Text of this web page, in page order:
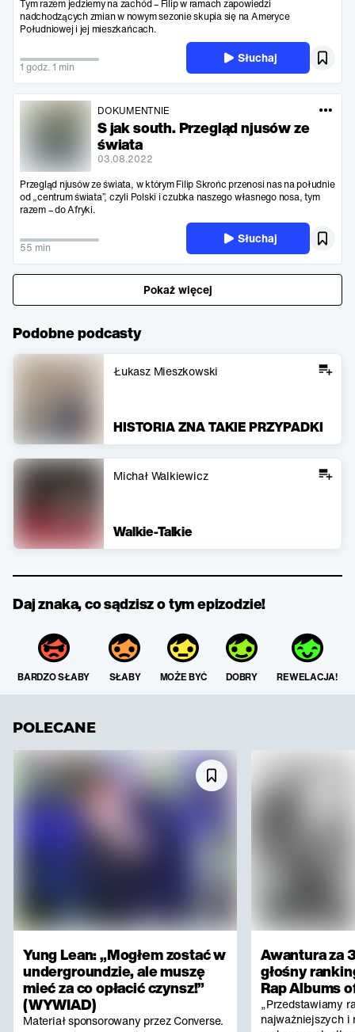
Tym razem jedziemy na zachód – Filip w ramach zapowiedzi
nadchodzących zmian w nowym sezonie skupia się na Ameryce
Południowej i jej mieszkańcach.
1 godz. 1 min
Słuchaj
DOKUMENTNIE
S jak south. Przegląd njusów ze
świata
03.08.2022
Przegląd njusów ze świata, w którym Filip Skrońc przenosi nas na południe
od „centrum świata”, czyli Polski i czubka naszego własnego nosa, tym
razem – do Afryki.
55 min
Słuchaj
Pokaż więcej
Podobne podcasty
Łukasz Mieszkowski
HISTORIA ZNA TAKIE PRZYPADKI
Michał Walkiewicz
Walkie-Talkie
Daj znaka, co sądzisz o tym epizodzie!
BARDZO SŁABY SŁABY MOŻE BYĆ DOBRY REWELACJA!
POLECANE
Yung Lean: „Mogłem zostać w
undergroundzie, ale muszę
mieć za co opłacić czynsz!”
(WYWIAD)
Materiał sponsorowany przez Converse.
Awantura za
głośny
Rap Albums
„Przedstawiamy
najważniejszych i